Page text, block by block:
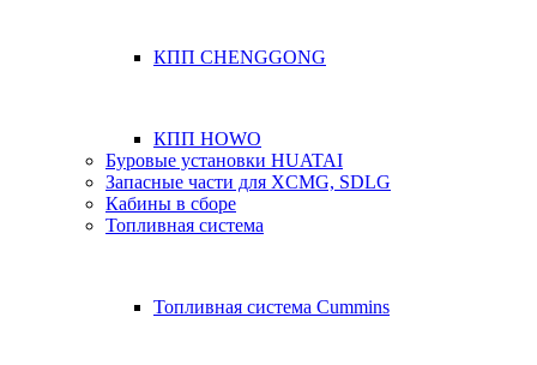
КПП CHENGGONG
КПП HOWO
Буровые установки HUATAI
Запасные части для XCMG, SDLG
Кабины в сборе
Топливная система
Топливная система Cummins